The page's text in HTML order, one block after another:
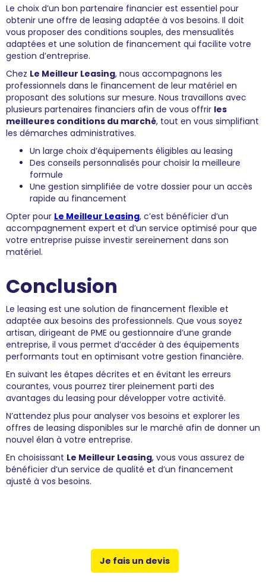
Le choix d’un bon partenaire financier est essentiel pour
obtenir une offre de leasing adaptée à vos besoins. Il doit
vous proposer des conditions souples, des mensualités
adaptées et une solution de financement qui facilite votre
gestion d’entreprise.
Chez Le Meilleur Leasing, nous accompagnons les
professionnels dans le financement de leur matériel en
proposant des solutions sur mesure. Nous travaillons avec
plusieurs partenaires financiers afin de vous offrir les
meilleures conditions du marché, tout en vous simplifiant
les démarches administratives.
Un large choix d’équipements éligibles au leasing
Des conseils personnalisés pour choisir la meilleure
formule
Une gestion simplifiée de votre dossier pour un accès
rapide au financement
Opter pour Le Meilleur Leasing, c’est bénéficier d’un
accompagnement expert et d’un service optimisé pour que
votre entreprise puisse investir sereinement dans son
matériel.
Conclusion
Le leasing est une solution de financement flexible et
adaptée aux besoins des professionnels. Que vous soyez
artisan, dirigeant de PME ou gestionnaire d’une grande
entreprise, il vous permet d’accéder à des équipements
performants tout en optimisant votre gestion financière.
En suivant les étapes décrites et en évitant les erreurs
courantes, vous pourrez tirer pleinement parti des
avantages du leasing pour développer votre activité.
N’attendez plus pour analyser vos besoins et explorer les
offres de leasing disponibles sur le marché afin de donner un
nouvel élan à votre entreprise.
En choisissant Le Meilleur Leasing, vous vous assurez de
bénéficier d’un service de qualité et d’un financement
ajusté à vos besoins.
Je fais un devis